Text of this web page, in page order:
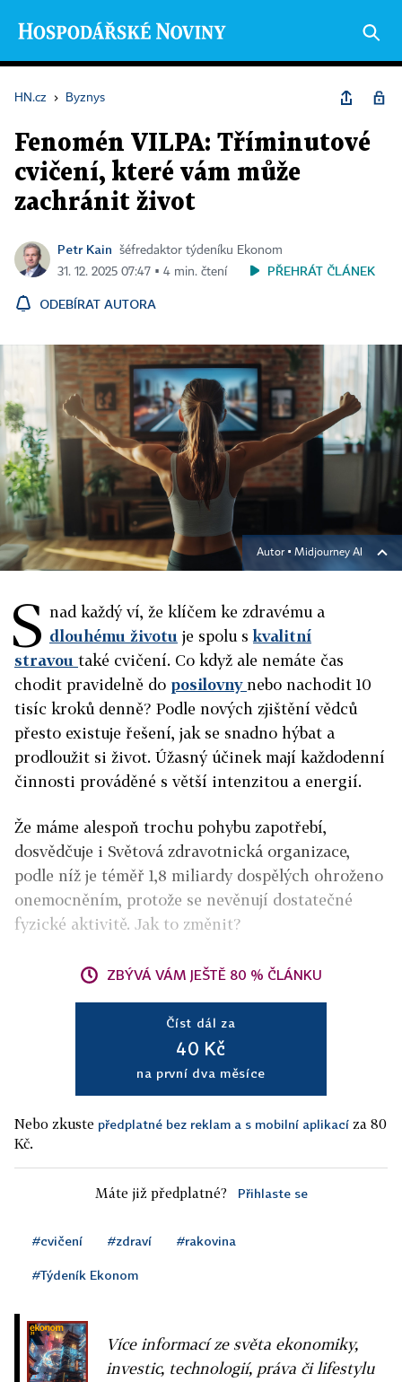
HN.cz › Byznys
Fenomén VILPA: Tříminutové
cvičení, které vám může
zachránit život
Petr Kain
šéfredaktor týdeníku Ekonom
31. 12. 2025 07:47 ▪ 4 min. čtení
PŘEHRÁT ČLÁNEK
ODEBÍRAT AUTORA
Autor ▪ Midjourney AI
S nad každý ví, že klíčem ke zdravému a
dlouhému životu je spolu skvalitní
stravou také cvičení. Co když ale nemáte čas
chodit pravidelně do posilovnynebo nachodit 10
tisíc kroků denně? Podle nových zjištění vědců
přesto existuje řešení, jak se snadno hýbat a
prodloužit si život. Úžasný účinek mají každodenní
činnosti prováděné s větší intenzitou a energií.
Že máme alespoň trochu pohybu zapotřebí,
dosvědčuje i Světová zdravotnická organizace,
podle níž je téměř 1,8 miliardy dospělých ohroženo
onemocněním, protože se nevěnují dostatečné
fyzické aktivitě. Jak to změnit?
ZBÝVÁ VÁM JEŠTĚ 80 % ČLÁNKU
Číst dál za
40 Kč
na první dva měsíce
Nebo zkuste předplatné bez reklam a s mobilní aplikací za 80
Kč.
Máte již předplatné? Přihlaste se
#cvičení #zdraví #rakovina
#Týdeník Ekonom
Více informací ze světa ekonomiky,
investic, technologií, práva či lifestylu